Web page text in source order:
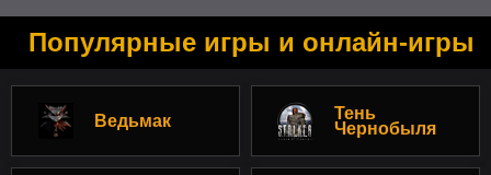
Популярные игры и онлайн-игры
Ведьмак
Тень
Чернобыля